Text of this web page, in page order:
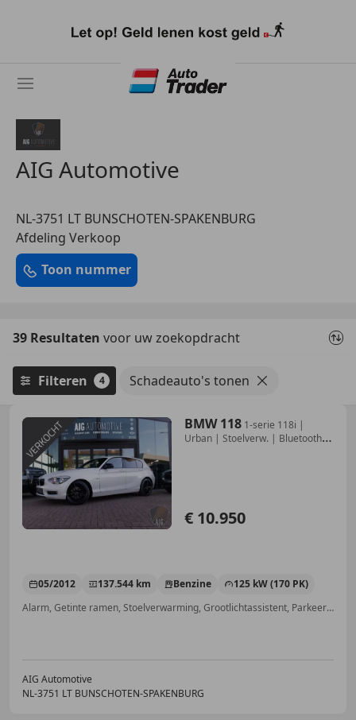
naar
AIG Automotive
NL-3751 LT BUNSCHOTEN-SPAKENBURG
Afdeling Verkoop
Toon nummer
39 Resultaten voor uw zoekopdracht
Filteren 4 Schadeauto's tonen
BMW 118 1-serie 118i |
Urban | Stoelverw. | Bluetooth |
€ 10.950
05/2012 137.544 km Benzine
125 kW (170 PK)
Alarm, Getinte ramen, Stoelverwarming, Grootlichtassistent, Parkeerhulp voor, Airbag bestuurder, Traction control, Bluetooth
AIG Automotive
NL-3751 LT BUNSCHOTEN-SPAKENBURG